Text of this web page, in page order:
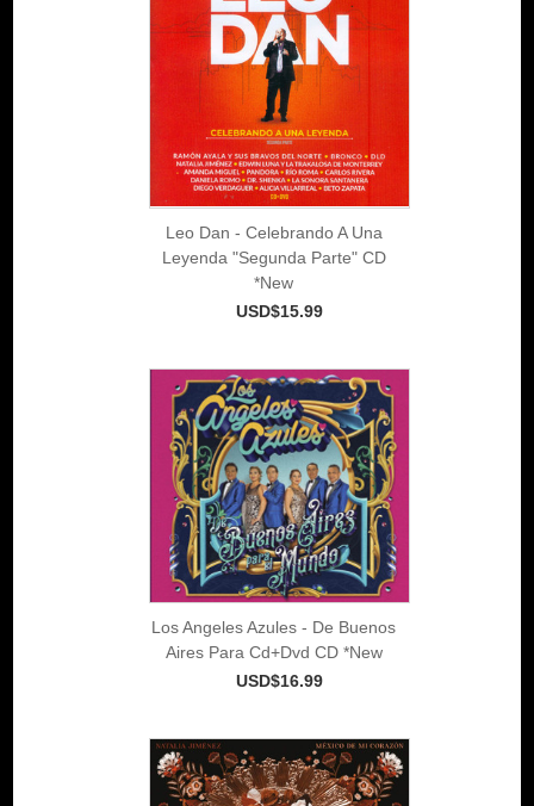
Leo Dan - Celebrando A Una
Leyenda "Segunda Parte" CD
*New
USD$15.99
Los Angeles Azules - De Buenos
Aires Para Cd+Dvd CD *New
USD$16.99